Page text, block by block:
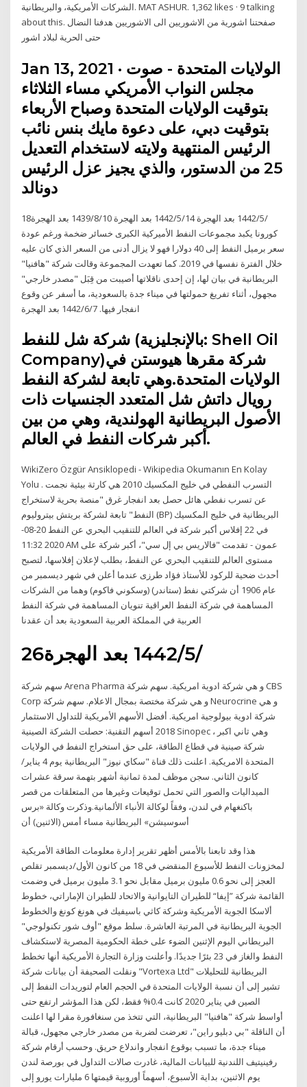
الشركات الأمريكية، والبريطانية. MAT ASHUR. 1,362 likes · 9 talking
about this. ‎صفحتنا اشورية من الاشوريين الى الاشوريين هدفنا النضال
Jan 13, 2021 · الولايات المتحدة - صوت
مجلس النواب الأمريكي مساء الثلاثاء
بتوقيت الولايات المتحدة وصباح الأربعاء
بتوقيت دبي، على دعوة مايك بنس نائب
الرئيس المنتهية ولايته لاستخدام التعديل
25 من الدستور، والذي يجيز عزل الرئيس
دونالد
18‏‏/5‏‏/1442 بعد الهجرة 14‏‏/5‏‏/1442 بعد الهجرة 10‏‏/8‏‏/1439 بعد الهجرة
كورونا يكبد مجموعات النفط الأميركية الكبرى خسائر ضخمة ورغم عودة
سعر برميل النفط إلى 40 دولارا فهو لا يزال أدنى من السعر الذي كان عليه
خلال الفترة نفسها في 2019. كما تعهدت المجموعة وقالت شركة "هافنيا"
البريطانية في بيان لها، إن إحدى ناقلاتها أصيبت من قِبَل "مصدر خارجي"
مجهول، أثناء تفريغ حمولتها في ميناء جدة بالسعودية، ما أسفر عن وقوع
انفجار فيها. 7‏‏/6‏‏/1442 بعد الهجرة
شركة شل للنفط (بالإنجليزية: Shell Oil
Company)‏ شركة مقرها هيوستن في
الولايات المتحدة.وهي تابعة لشركة النفط
رويال داتش شل المتعدد الجنسيات ذات
الأصول البريطانية الهولندية، وهي من بين
أكبر شركات النفط في العالم.
WikiZero Özgür Ansiklopedi - Wikipedia Okumanın En Kolay
Yolu . التسرب النفطي في خليج المكسيك 2010 هي كارثة بيئية نجمت
عن تسرب نفطي هائل حصل بعد انفجار غرق "منصة بحرية لاستخراج
النفط" تابعة لشركة بريتش بيتروليوم (BP) البريطانية في خليج المكسيك
في 22 إفلاس أكبر شركة في العالم للتنقيب البحري عن النفط 20-08-
2020 11:32 AM عمون - تقدمت "فالاريس بي إل سي"، أكبر شركة على
مستوى العالم للتنقيب البحري عن النفط، بطلب لإعلان إفلاسها، لتصبح
أحدث ضحية للركود للأستاذ فؤاد طرزى عندما أعلن في شهر ديسمبر من
عام 1906 أن شركتي نفط (ستاندر) (وسكوني فاكوم) وهما من الشركات
المساهمة في شركة النفط العراقية تنويان المساهمة في شركة النفط
العربية في المملكة العربية السعودية بعد أن عقدنا
26‏‏/5‏‏/1442 بعد الهجرة
سهم شركة Arena Pharma و هي شركة ادوية امريكية. سهم شركة CBS
Corp و هي شركة مختصة بمجال الاعلام. سهم شركة Neurocrine و هي
شركة ادوية بيولوجية امريكية. أفضل الأسهم الأمريكية للتداول الاستثمار
2018 أسهم التقنية: حصلت الشركة الصينية Sinopec ، وهي ثاني اكبر
شركة صينية في قطاع الطاقة، على حق استخراج النفط في الولايات
المتحدة الامريكية. اعلنت ذلك قناة "سكاي نيوز" البريطانية يوم 4 يناير/
كانون الثاني. سجن موظف لمدة ثمانية أشهر بتهمة سرقة عشرات
الميداليات والصور التي تحمل توقيعات وغيرها من المتعلقات من قصر
باكنغهام في لندن، وفقاً لوكالة الأنباء الألمانية.وذكرت وكالة «برس
أسوسيشن» البريطانية مساء أمس (الاثنين) أن
هذا وقد تابعنا بالأمس أظهر تقرير إدارة معلومات الطاقة الأمريكية
لمخزونات النفط للأسبوع المنقضي في 18 من كانون الأول/ديسمبر تقلص
العجز إلى نحو 0.6 مليون برميل مقابل نحو 3.1 مليون برميل في وضمت
القائمة شركة ”إيفا“ للطيران التايوانية والاتحاد للطيران الإماراتي، خطوط
ألاسكا الجوية الأمريكية وشركة كاثي باسيفيك في هونغ كونغ والخطوط
الجوية البريطانية في المرتبة العاشرة. سلط موقع "أوف شور تكنولوجي"
البريطاني اليوم الإثنين الضوء على خطة الحكومية المصرية لاستكشاف
النفط والغاز في 23 بئرًا جديدًا. وأعلنت وزارة التجارة الأمريكية أنها تخطط
ونقلت الصحيفة أن بيانات شركة "Vortexa Ltd" البريطانية للتحليلات
تشير إلى أن نسبة الولايات المتحدة في الحجم العام لتوريدات النفط إلى
الصين في يناير 2020 كانت 0.4% فقط، لكن هذا المؤشر ارتفع حتى
أواسط شركة "هافنيا" البريطانية، التي تتخذ من سنغافورة مقرا لها اعلنت
أن الناقلة "بي دبليو راين"، تعرضت لضربة من مصدر خارجي مجهول، قبالة
ميناء جدة، ما تسبب بوقوع انفجار واندلاع حريق. وحسب أرقام شركة
رفينيتيف اللندنية للبيانات المالية، غادرت صالات التداول في بورصة لندن
يوم الاثنين، بداية الأسبوع، أسهماً أوروبية قيمتها 6 مليارات يورو إلى